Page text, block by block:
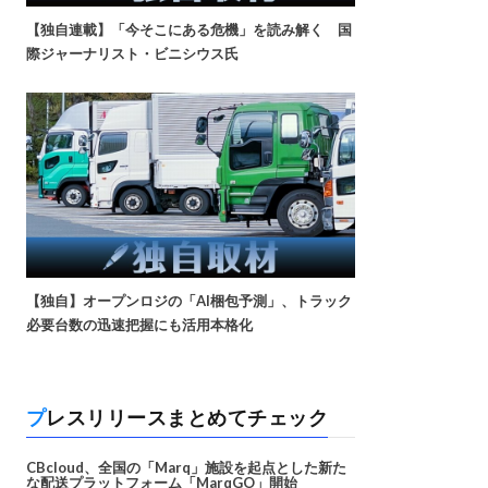
【独自連載】「今そこにある危機」を読み解く 国
際ジャーナリスト・ビニシウス氏
【独自】オープンロジの「AI梱包予測」、トラック
必要台数の迅速把握にも活用本格化
プレスリリースまとめてチェック
CBcloud、全国の「Marq」施設を起点とした新た
な配送プラットフォーム「MarqGO」開始